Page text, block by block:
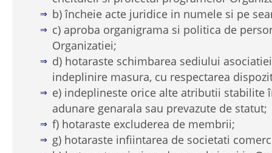
b) încheie acte juridice in numele si pe
c) aproba organigrama si politica de
Organizatiei;
d) hotaraste schimbarea sediului
indeplinire masura, cu respectarea
e) indeplineste orice alte atributii stabilite
adunare genarala sau prevazute de statut;
f) hotaraste excluderea de membrii;
g) hotaraste infiintarea de societati